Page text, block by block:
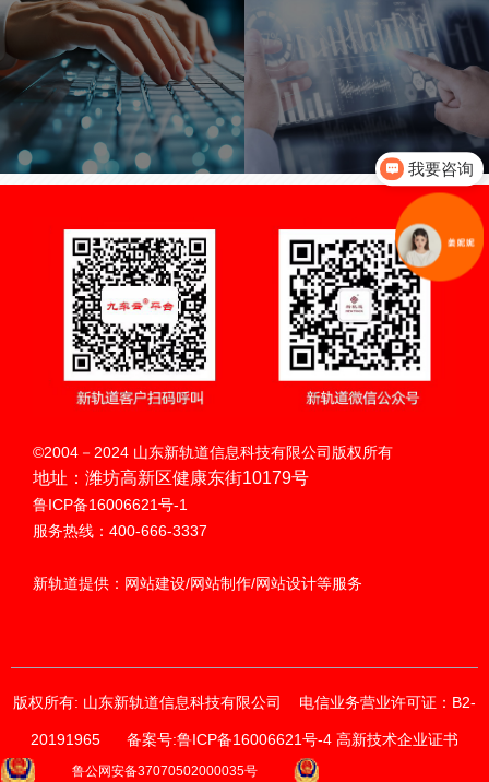
网站
建设
品牌官网 · 集
团网站 · 营销
式网站建设 ·
电子商务平台
· 业务系统定
制
网解
决方
案
手机网站建设
·APP开发 ·
H5页面设计
开发
新媒
服务
微官网建设 ·
PC网站和微
信平台整合方
号运营 · H5
社交游戏开发
短视
频智
能引
流获
客系
微官网建设 ·
微信
小程
营销工具
谷歌
（SNS）· 全
球商机获取
扫码呼叫
©2004－2024 山东新轨道信息科技有限公司版权所有
地址：潍坊高新区健康东街10179号
鲁ICP备16006621号-1
服务热线：400-666-3337
新轨道提供：网站建设/网站制作/网站设计等服务
获取价格与方案
版权所有: 山东新轨道信息科技有限公司 电信业务营业许可证：B2-
20191965 备案号:鲁ICP备16006621号-4 高新技术企业证书
鲁公网安备37070502000035号
我要咨询